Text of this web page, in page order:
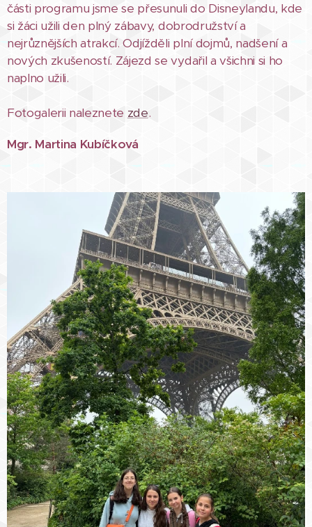
části programu jsme se přesunuli do Disneylandu, kde
si žáci užili den plný zábavy, dobrodružství a
nejrůznějších atrakcí. Odjížděli plní dojmů, nadšení a
nových zkušeností. Zájezd se vydařil a všichni si ho
naplno užili.
Fotogalerii naleznete zde.
Mgr. Martina Kubíčková